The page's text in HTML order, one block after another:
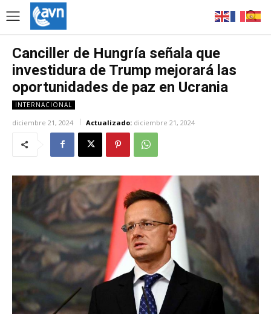
Canciller de Hungría señala que
investidura de Trump mejorará las
oportunidades de paz en Ucrania
INTERNACIONAL
diciembre 21, 2024 Actualizado: diciembre 21, 2024